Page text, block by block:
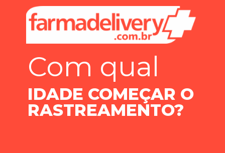
IDADE COMEÇAR O
RASTREAMENTO?
Com qual